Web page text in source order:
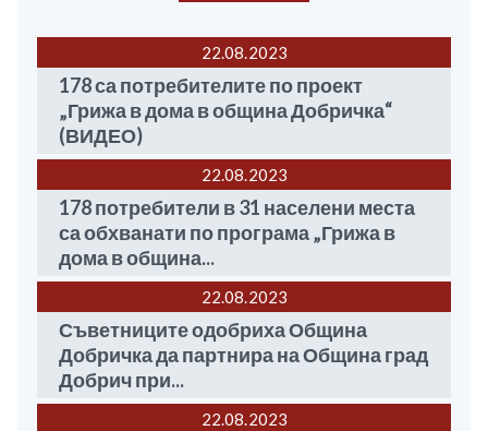
22.08 2023
178 са потребителите по проект
„Грижа в дома в община Добричка“
(ВИДЕО)
22.08 2023
178 потребители в 31 населени места
са обхванати по програма „Грижа в
дома в община...
22.08 2023
Съветниците одобриха Община
Добричка да партнира на Община град
Добрич при...
22.08 2023